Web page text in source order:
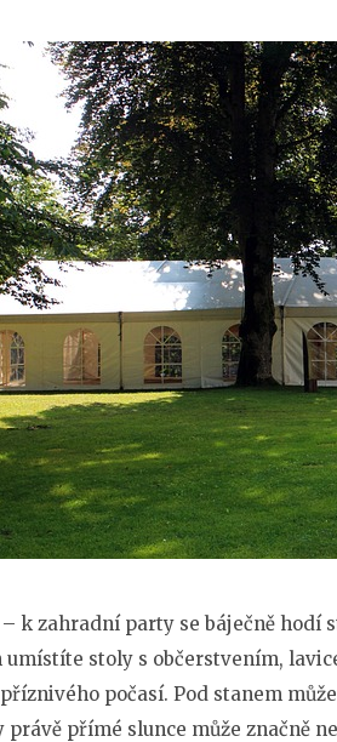
– k zahradní party se báječně hodí
umístíte stoly s občerstvením,
počasí. Pod stanem
právě přímé slunce může značně